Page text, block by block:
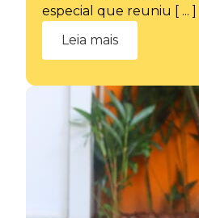
especial que reuniu [ ... ]
Leia mais